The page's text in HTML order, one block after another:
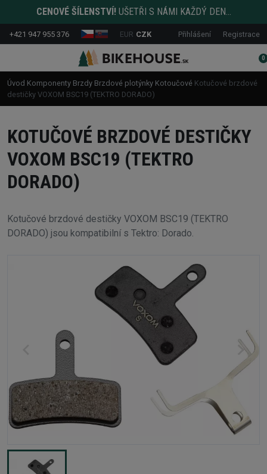
CENOVÉ ŠÍLENSTVÍ! UŠETŘI S NÁMI KAŽDÝ DEN...
+421 947 955 376 EUR CZK Přihlášení Registrace
0
Úvod Komponenty Brzdy Brzdové plotýnky Kotoučové Kotučové brzdové
destičky VOXOM BSC19 (TEKTRO DORADO)
KOTUČOVÉ BRZDOVÉ DESTIČKY
VOXOM BSC19 (TEKTRO
DORADO)
Kotučové brzdové destičky VOXOM BSC19 (TEKTRO
DORADO) jsou kompatibilní s Tektro: Dorado.